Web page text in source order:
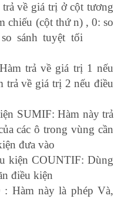
về giá trị ở cột tương
chiếu (cột thứ n) , 0: so
sánh tuyệt tối
trả về giá trị 1 nếu
trả về giá trị 2 nếu điều
SUMIF: Hàm này trả
các ô trong vùng cần
đưa vào
kiện COUNTIF: Dùng
điều kiện
Hàm này là phép Và,